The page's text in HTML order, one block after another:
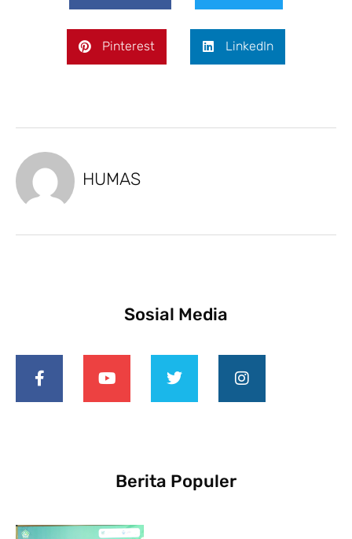
Pinterest LinkedIn
HUMAS
Sosial Media
Berita Populer